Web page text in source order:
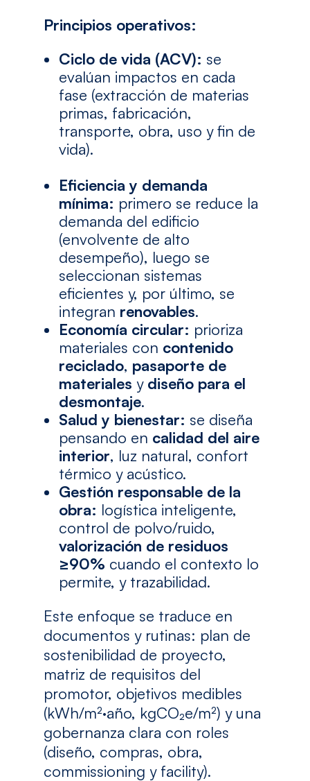
Principios operativos:
Ciclo de vida (ACV): se
evalúan impactos en cada
fase (extracción de materias
primas, fabricación,
transporte, obra, uso y fin de
vida).
Eficiencia y demanda
mínima: primero se reduce la
demanda del edificio
(envolvente de alto
desempeño), luego se
seleccionan sistemas
eficientes y, por último, se
integran renovables.
Economía circular: prioriza
materiales con contenido
reciclado, pasaporte de
materiales y diseño para el
desmontaje.
Salud y bienestar: se diseña
pensando en calidad del aire
interior, luz natural, confort
térmico y acústico.
Gestión responsable de la
obra: logística inteligente,
control de polvo/ruido,
valorización de residuos
≥90% cuando el contexto lo
permite, y trazabilidad.
Este enfoque se traduce en
documentos y rutinas: plan de
sostenibilidad de proyecto,
matriz de requisitos del
promotor, objetivos medibles
(kWh/m²·año, kgCO₂e/m²) y una
gobernanza clara con roles
(diseño, compras, obra,
commissioning y facility).